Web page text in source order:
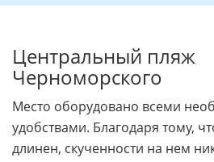
Центральный пляж
Черноморского
Место оборудовано всеми
удобствами. Благодаря тому,
длинен, скученности на нем